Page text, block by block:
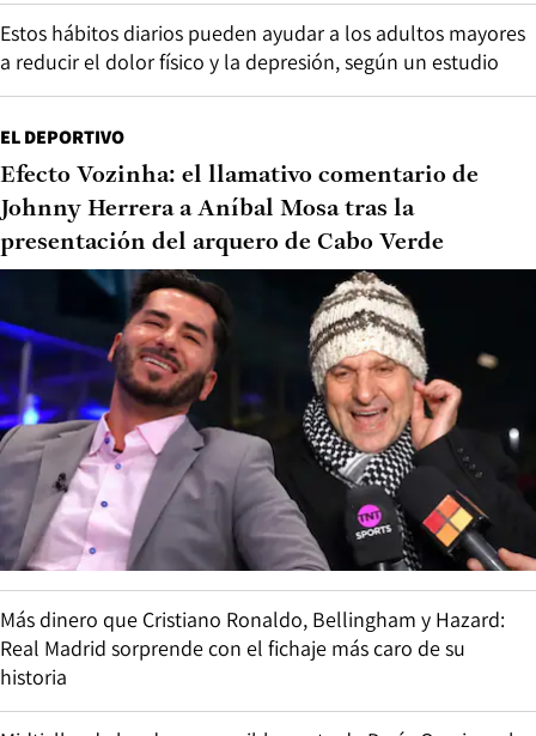
Estos hábitos diarios pueden ayudar a los adultos mayores
a reducir el dolor físico y la depresión, según un estudio
EL DEPORTIVO
Efecto Vozinha: el llamativo comentario de
Johnny Herrera a Aníbal Mosa tras la
presentación del arquero de Cabo Verde
Más dinero que Cristiano Ronaldo, Bellingham y Hazard:
Real Madrid sorprende con el fichaje más caro de su
historia